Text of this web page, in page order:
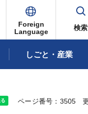
Foreign
Language
検索
しごと・産業
ページ番号：3505